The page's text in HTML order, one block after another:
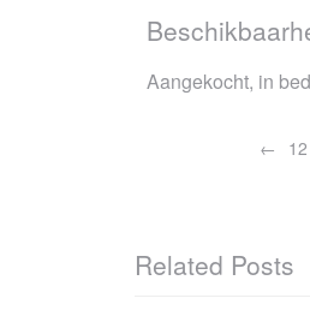
Aangekocht, in
Related Posts